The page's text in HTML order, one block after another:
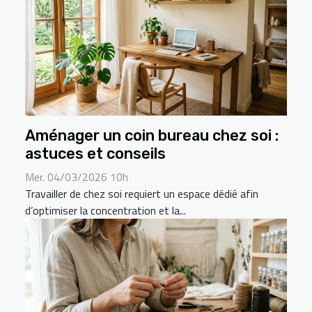
Aménager un coin bureau chez soi :
astuces et conseils
Mer. 04/03/2026 10h
Travailler de chez soi requiert un espace dédié afin
d’optimiser la concentration et la...